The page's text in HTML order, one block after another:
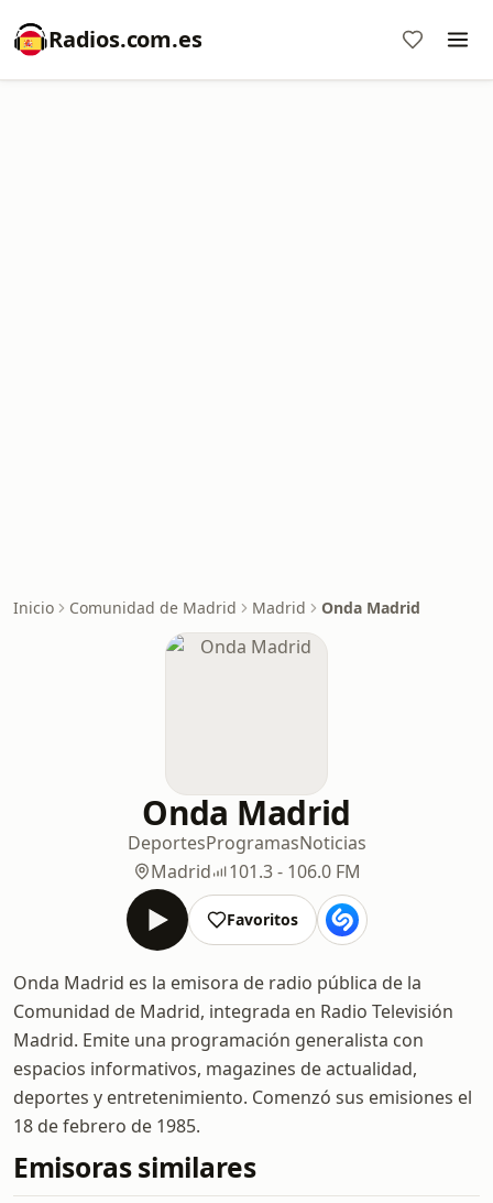
Radios.com.es
Inicio Comunidad de Madrid Madrid Onda Madrid
Onda Madrid
DeportesProgramasNoticias
Madrid
101.3 - 106.0 FM
Favoritos
Onda Madrid es la emisora de radio pública de la
Comunidad de Madrid, integrada en Radio Televisión
Madrid. Emite una programación generalista con
espacios informativos, magazines de actualidad,
deportes y entretenimiento. Comenzó sus emisiones el
18 de febrero de 1985.
Emisoras similares